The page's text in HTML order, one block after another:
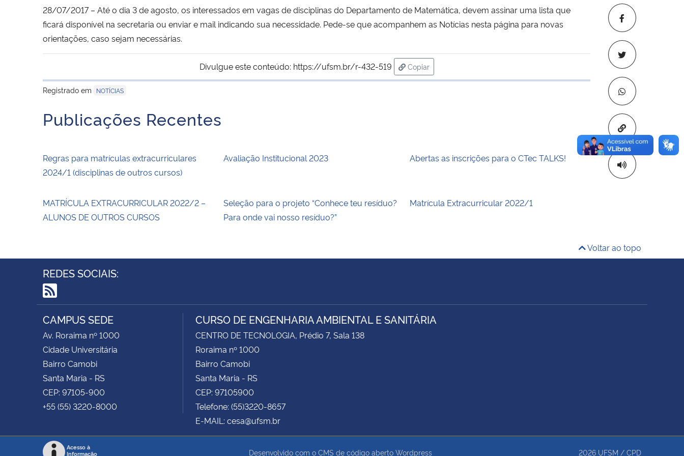
Copiar para
28/07/2017 – Até o dia 3 de agosto, os interessados em vagas de disciplinas do Departamento de Matemática, devem assinar uma lista que
ficará disponível na secretaria ou enviar e mail indicando sua necessidade. Pede-se que acompanhem as Notícias nesta página para novas
orientações, caso sejam necessárias.
Divulgue este conteúdo: https://ufsm.br/r-432-519
Copiar
para área de transferência
Registrado em
NOTÍCIAS
Publicações Recentes
Regras para matrículas extracurriculares
2024/1 (disciplinas de outros cursos)
Avaliação Institucional 2023 Abertas as inscrições para o CTec TALKS!
MATRÍCULA EXTRACURRICULAR 2022/2 –
ALUNOS DE OUTROS CURSOS
Seleção para o projeto “Conhece teu resíduo?
Para onde vai nosso resíduo?”
Matrícula Extracurricular 2022/1
Voltar ao topo
REDES SOCIAIS:
RSS
CAMPUS SEDE
Av. Roraima nº 1000
Cidade Universitária
Bairro Camobi
Santa Maria - RS
CEP: 97105-900
+55 (55) 3220-8000
CURSO DE ENGENHARIA AMBIENTAL E SANITÁRIA
CENTRO DE TECNOLOGIA, Prédio 7, Sala 138
Roraima nº 1000
Bairro Camobi
Santa Maria - RS
CEP: 97105900
Telefone: (55)3220-8657
E-MAIL: cesa@ufsm.br
Acesso à
Informação
Desenvolvido com o CMS de código aberto Wordpress 2026 UFSM / CPD